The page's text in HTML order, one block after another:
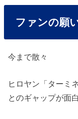
ファンの願
今まで散々
ヒロヤン「ターミ
とのギャップが面